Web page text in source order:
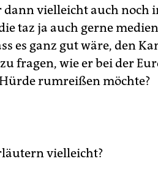
vielleicht auch noch
taz ja auch gerne
es ganz gut wäre, den
fragen, wie er bei der
rumreißen möchte?
vielleicht?